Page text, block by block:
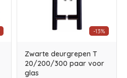
-13%
Zwarte deurgrepen T
20/200/300 paar voor
glas